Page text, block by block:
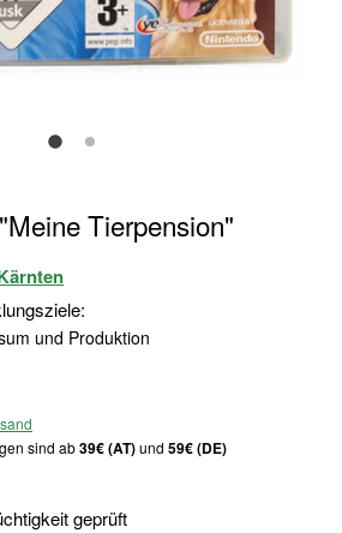
Tierpension"
und Produktion
sind ab39€ (AT)und 59€ (DE)
geprüft